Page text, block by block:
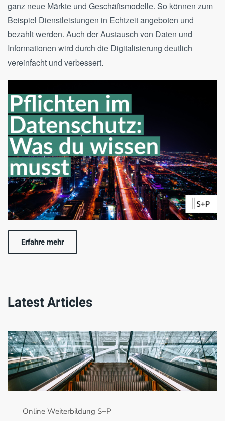
ganz neue Märkte und Geschäftsmodelle. So können zum
Beispiel Dienstleistungen in Echtzeit angeboten und
bezahlt werden. Auch der Austausch von Daten und
Informationen wird durch die Digitalisierung deutlich
vereinfacht und verbessert.
Erfahre mehr
Latest Articles
Online Weiterbildung S+P